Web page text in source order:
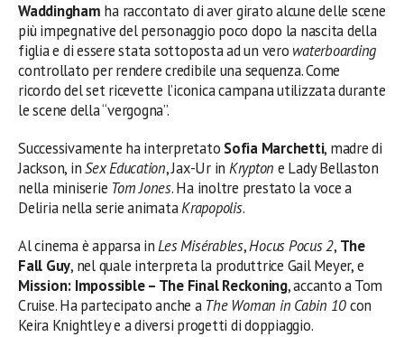
Waddingham ha raccontato di aver girato alcune delle scene
più impegnative del personaggio poco dopo la nascita della
figlia e di essere stata sottoposta ad un vero waterboarding
controllato per rendere credibile una sequenza. Come
ricordo del set ricevette l’iconica campana utilizzata durante
le scene della “vergogna”.
Successivamente ha interpretato Sofia Marchetti, madre di
Jackson, inSex Education, Jax-Ur in Krypton e Lady Bellaston
nella miniserie Tom Jones. Ha inoltre prestato la voce a
Deliria nella serie animataKrapopolis.
Al cinema è apparsa inLes Misérables,Hocus Pocus 2, The
Fall Guy, nel quale interpreta la produttrice Gail Meyer, e
Mission: Impossible – The Final Reckoning, accanto a Tom
Cruise. Ha partecipato anche a The Woman in Cabin 10con
Keira Knightley e a diversi progetti di doppiaggio.